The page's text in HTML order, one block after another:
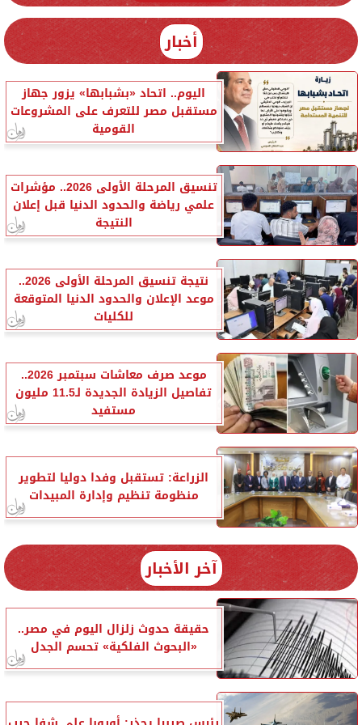
أخبار
اليوم.. اتحاد «بشبابها» يزور جهاز
مستقبل مصر للتعرف على المشروعات
القومية
تنسيق المرحلة الأولى 2026.. مؤشرات
علمي رياضة والحدود الدنيا قبل إعلان
النتيجة
نتيجة تنسيق المرحلة الأولى 2026..
موعد الإعلان والحدود الدنيا المتوقعة
للكليات
موعد صرف معاشات سبتمبر 2026..
تفاصيل الزيادة الجديدة لـ11.5 مليون
مستفيد
الزراعة: تستقبل وفدا دوليا لتطوير
منظومة تنظيم وإدارة المبيدات
آخر الأخبار
حقيقة حدوث زلزال اليوم في مصر..
«البحوث الفلكية» تحسم الجدل